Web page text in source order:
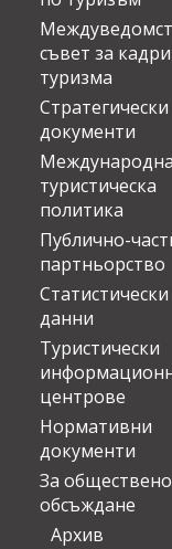
съвет за
туризма
Стратегически
документи
Международна
туристическа
политика
Публично-
партньорство
Статистически
данни
Туристически
центрове
Нормативни
документи
За обществено
обсъждане
Архив